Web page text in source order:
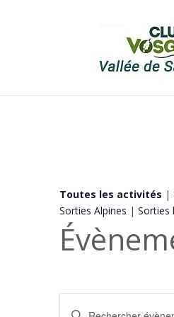
Toutes les activités |
Sorties Alpines | Sorties
Recherche
Saisir